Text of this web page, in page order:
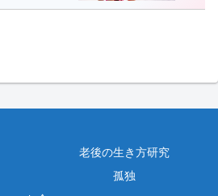
老後の生き方研究
孤独